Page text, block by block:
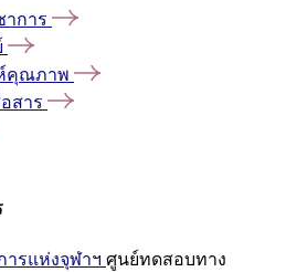
าการ
ห์คุณภาพ
สาร
รแห่งจุฬาฯ ศูนย์ทดสอบทาง